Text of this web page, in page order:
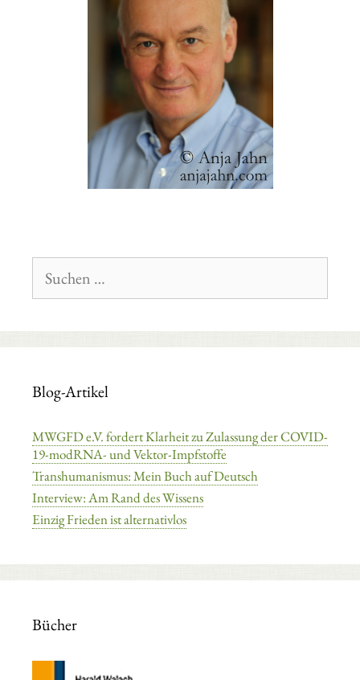
nach:
Blog-Artikel
MWGFD e.V. fordert Klarheit zu Zulassung der COVID-
19-modRNA- und Vektor-Impfstoffe
Transhumanismus: Mein Buch auf Deutsch
Interview: Am Rand des Wissens
Einzig Frieden ist alternativlos
Bücher